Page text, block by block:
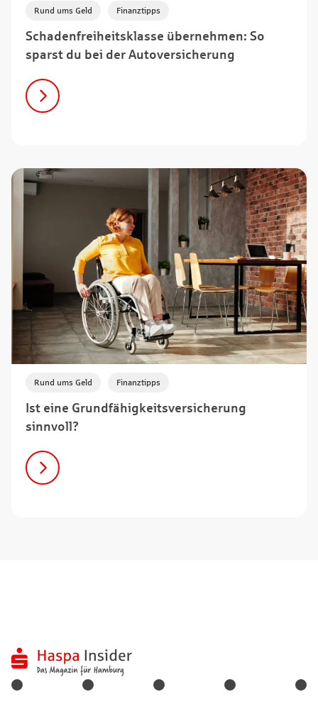
Schadenfreiheitsklasse übernehmen: So
sparst du bei der Autoversicherung
Rund ums Geld Finanztipps
Ist eine Grundfähigkeitsversicherung
sinnvoll?
Rund ums Geld Finanztipps